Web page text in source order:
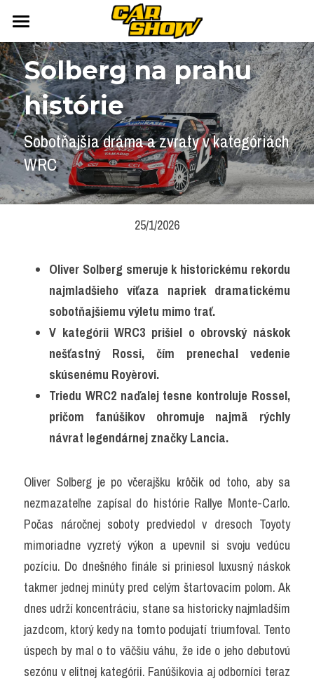
DOMOV
AUTONEWS
AUKCIE
ARCHÍV
NEWSLETTER
ŠPORT
ČLÁNKY
KALENDÁR
Solberg na prahu
histórie
Sobotňajšia dráma a zvraty v kategóriách
WRC
25/1/2026
Oliver Solberg smeruje k historickému rekordu
najmladšieho víťaza napriek dramatickému
sobotňajšiemu výletu mimo trať.
V kategórii WRC3 prišiel o obrovský náskok
nešťastný Rossi, čím prenechal vedenie
skúsenému Royèrovi.
Triedu WRC2 naďalej tesne kontroluje Rossel,
pričom fanúšikov ohromuje najmä rýchly
návrat legendárnej značky Lancia.
Oliver Solberg je po včerajšku krôčik od toho, aby sa
nezmazateľne zapísal do histórie Rallye Monte-Carlo.
Počas náročnej soboty predviedol v dresoch Toyoty
mimoriadne vyzretý výkon a upevnil si svoju vedúcu
pozíciu. Do dnešného finále si priniesol luxusný náskok
takmer jednej minúty pred celým štartovacím polom. Ak
dnes udrží koncentráciu, stane sa historicky najmladším
jazdcom, ktorý kedy na tomto podujatí triumfoval. Tento
úspech by mal o to väčšiu váhu, že ide o jeho debutovú
sezónu v elitnej kategórii. Fanúšikovia aj odborníci teraz